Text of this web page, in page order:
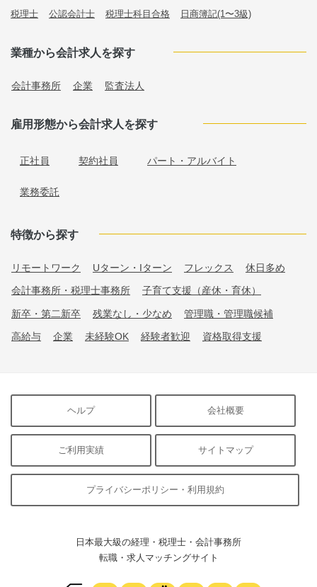
税理士 公認会計士 税理士科目合格 日商簿記(1〜3級)
業種から会計求人を探す
会計事務所 企業 監査法人
雇用形態から会計求人を探す
正社員 契約社員 パート・アルバイト
業務委託
特徴から探す
リモートワーク Uターン・Iターン フレックス 休日多め
会計事務所・税理士事務所 子育て支援（産休・育休）
新卒・第二新卒 残業なし・少なめ 管理職・管理職候補
高給与 企業 未経験OK 経験者歓迎 資格取得支援
ヘルプ 会社概要
ご利用実績 サイトマップ
プライバシーポリシー・利用規約
日本最大級の経理・税理士・会計事務所
転職・求人マッチングサイト